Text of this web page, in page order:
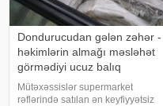
Dondurucudan gələn zəhər -
həkimlərin almağı məsləhət
görmədiyi ucuz balıq
Mütəxəssislər supermarket
rəflərində satılan ən keyfiyyətsiz